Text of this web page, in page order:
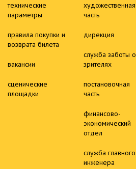
технические
параметры
правила покупки и
возврата билета
вакансии
сценические
площадки
художественная
часть
дирекция
служба заботы о
зрителях
постановочная
часть
финансово-
экономический
отдел
служба главного
инженера